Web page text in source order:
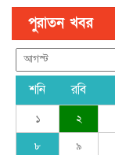
পুরাতন খবর
শনি রবি
১ ২
৮ ৯